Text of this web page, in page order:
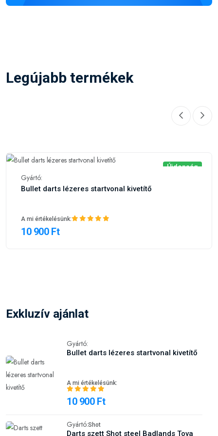
Legújabb termékek
Újdonság
Gyártó:
Bullet darts lézeres startvonal kivetítő
A mi értékelésünk:
10 900 Ft
Exkluzív ajánlat
Gyártó:
Bullet darts lézeres startvonal kivetítő
A mi értékelésünk:
10 900 Ft
Gyártó:Shot
Darts szett Shot steel Badlands Tova